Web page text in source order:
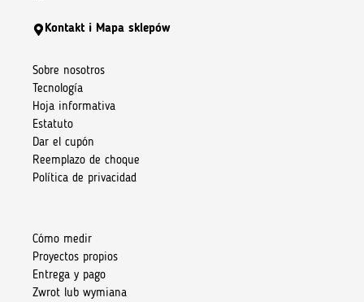
Kontakt i Mapa sklepów
Sobre nosotros
Tecnología
Hoja informativa
Estatuto
Dar el cupón
Reemplazo de choque
Política de privacidad
Cómo medir
Proyectos propios
Entrega y pago
Zwrot lub wymiana